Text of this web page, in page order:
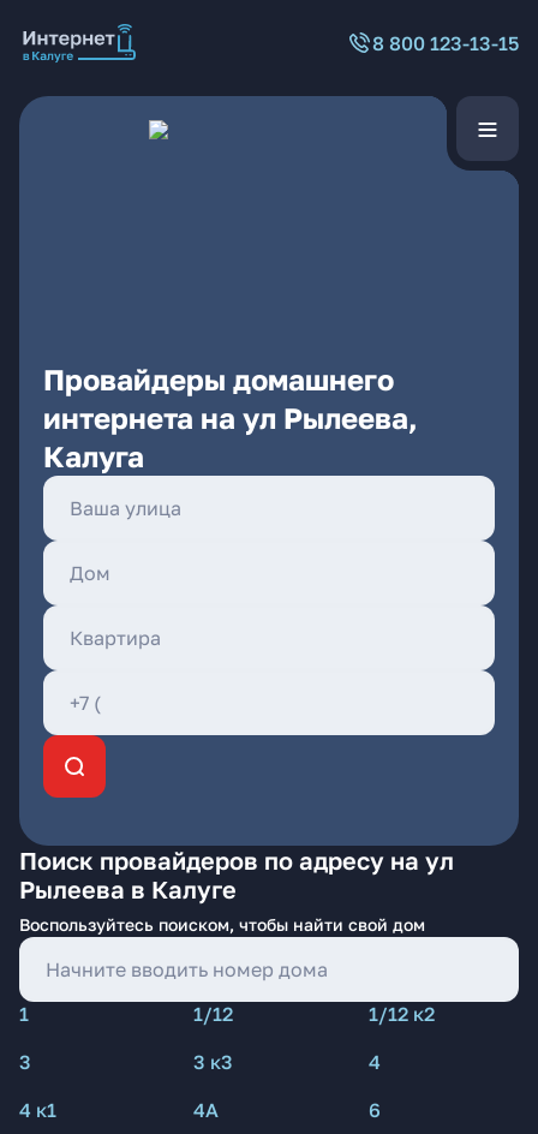
8 800 123-13-15
Провайдеры домашнего
интернета на ул Рылеева,
Калуга
Поиск провайдеров по адресу на ул
Рылеева в Калуге
Воспользуйтесь поиском, чтобы найти свой дом
1 1/12
1/12 к2
3
3 к3
4
4 к1
4А
6